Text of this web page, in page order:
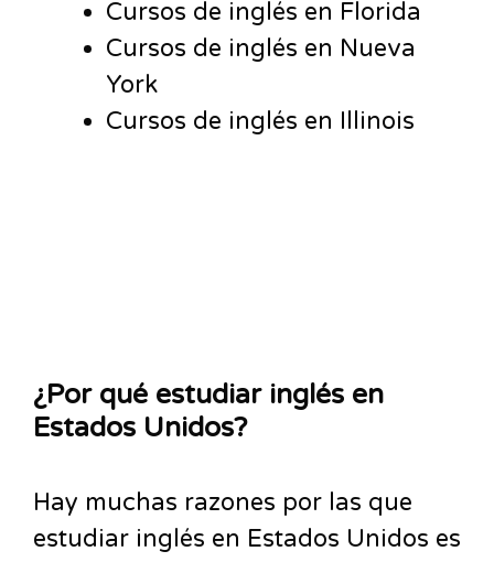
Cursos de inglés en Florida
Cursos de inglés en Nueva
York
Cursos de inglés en Illinois
¿Por qué estudiar inglés en
Estados Unidos?
Hay muchas razones por las que
estudiar inglés en Estados Unidos es